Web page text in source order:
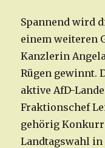
Spannend wird
einem weiteren
Kanzlerin
Rügen gewinnt.
aktive AfD-
Fraktionschef
gehörig
Landtagswahl